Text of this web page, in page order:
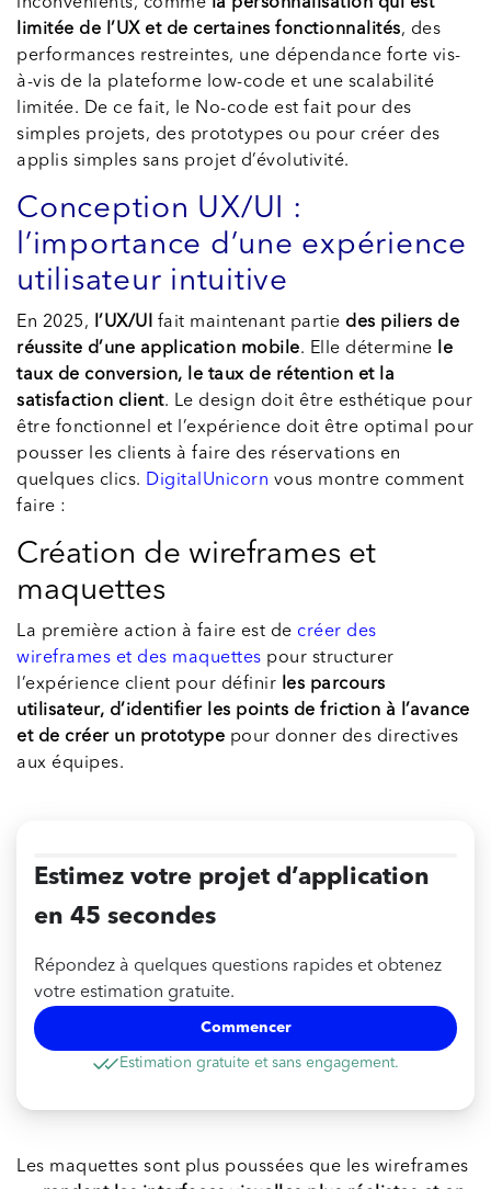
limitée de l’UX et de certaines fonctionnalités, des
performances restreintes, une dépendance forte vis-
à-vis de la plateforme low-code et une scalabilité
limitée. De ce fait, le No-code est fait pour des
simples projets, des prototypes ou pour créer des
applis simples sans projet d’évolutivité.
Conception UX/UI :
l’importance d’une expérience
utilisateur intuitive
En 2025, l’UX/UI fait maintenant partie des piliers de
réussite d’une application mobile. Elle détermine
le
taux de conversion, le taux de rétention et la
satisfaction client. Le design doit être esthétique pour
être fonctionnel et l’expérience doit être optimal pour
pousser les clients à faire des réservations en
quelques clics. DigitalUnicorn vous montre comment
faire :
Création de wireframes et
maquettes
La première action à faire est de créer des
wireframes et des maquettes pour structurer
l’expérience client pour définir
les parcours
utilisateur, d’identifier les points de friction à l’avance
et de créer un prototype pour donner des directives
aux équipes.
Estimez votre projet d’application
en 45 secondes
Répondez à quelques questions rapides et obtenez
votre estimation gratuite.
Commencer
Estimation gratuite et sans engagement.
Les maquettes sont plus poussées que les wireframes